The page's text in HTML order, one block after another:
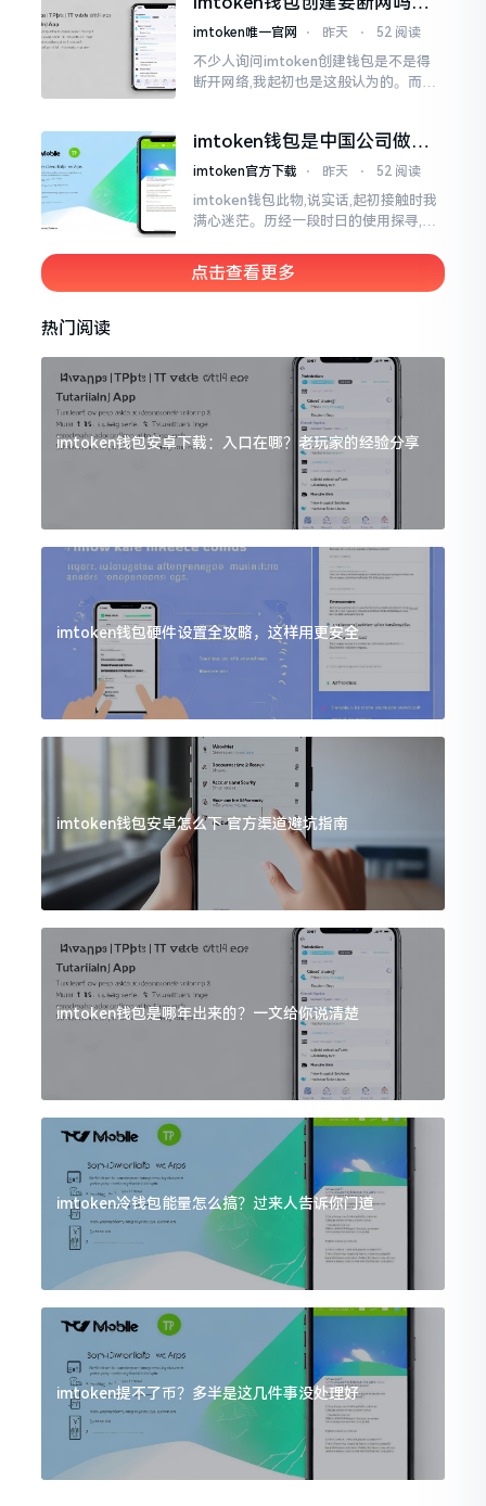
老玩家说说真实情况
imtoken唯一官网 ⋅ 昨天 ⋅ 52 阅读
不少人询问imtoken创建钱包是不是得
断开网络,我起初也是这般认为的。而后
人攻击
imtoken钱包是中国公司做的
吗？一文说清楚
imtoken官方下载 ⋅ 昨天 ⋅ 52 阅读
imtoken钱包此物,说实话,起初接触时我
满心迷茫。历经一段时日的使用探寻,我
来,这款钱包乃中国团队打造,其创始人为
李鹏
点击查看更多
热门阅读
imtoken钱包安卓下载：入口在哪？老玩家的经验分享
imtoken钱包硬件设置全攻略，这样用更安全
imtoken钱包安卓怎么下 官方渠道避坑指南
imtoken钱包是哪年出来的？一文给你说清楚
imtoken冷钱包能量怎么搞？过来人告诉你门道
imtoken提不了币？多半是这几件事没处理好